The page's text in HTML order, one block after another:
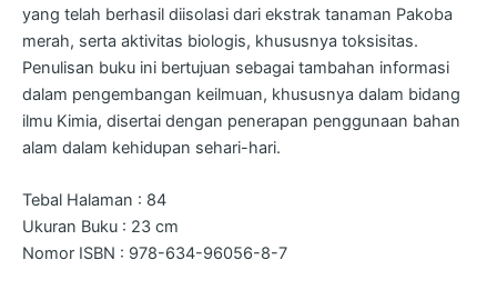
yang telah berhasil diisolasi dari ekstrak tanaman Pakoba
merah, serta aktivitas biologis, khususnya toksisitas.
Penulisan buku ini bertujuan sebagai tambahan informasi
dalam pengembangan keilmuan, khususnya dalam bidang
ilmu Kimia, disertai dengan penerapan penggunaan bahan
alam dalam kehidupan sehari-hari.
Tebal Halaman : 84
Ukuran Buku : 23 cm
Nomor ISBN : 978-634-96056-8-7